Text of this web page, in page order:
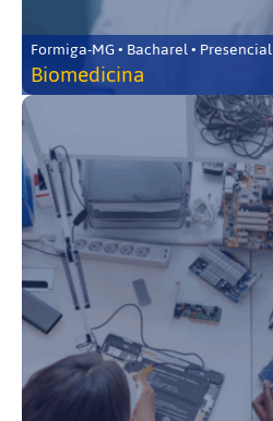
Formiga-MG • Bacharel • Presencial
Biomedicina